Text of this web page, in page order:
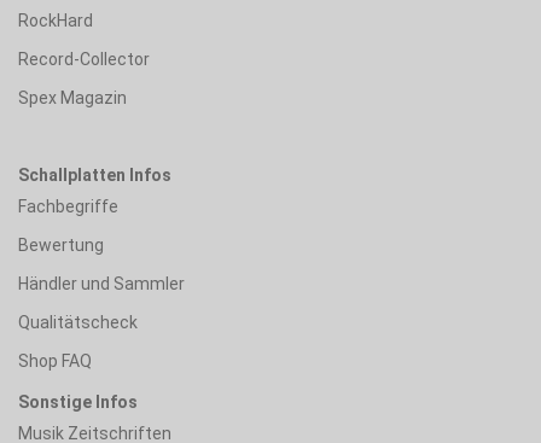
RockHard
Record-Collector
Spex Magazin
Schallplatten Infos
Fachbegriffe
Bewertung
Händler und Sammler
Qualitätscheck
Shop FAQ
Sonstige Infos
Musik Zeitschriften